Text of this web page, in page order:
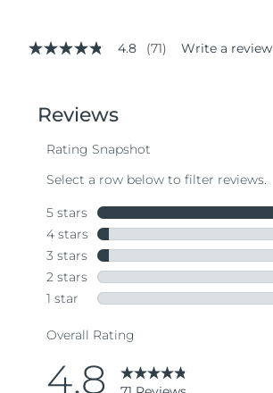
4.8
stars,
average
value.
Same
page
link.
4.8 (71) Write a review